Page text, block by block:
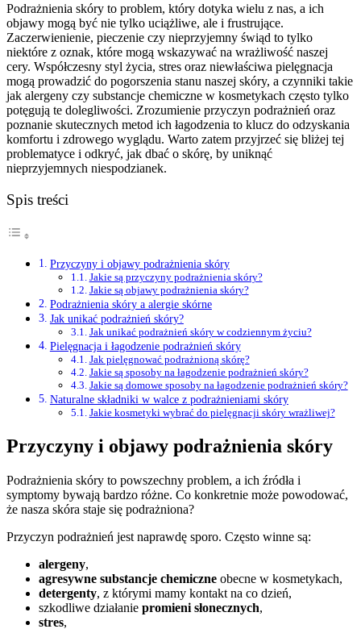
Podrażnienia skóry to problem, który dotyka wielu z nas, a ich
objawy mogą być nie tylko uciążliwe, ale i frustrujące.
Zaczerwienienie, pieczenie czy nieprzyjemny świąd to tylko
niektóre z oznak, które mogą wskazywać na wrażliwość naszej
cery. Współczesny styl życia, stres oraz niewłaściwa pielęgnacja
mogą prowadzić do pogorszenia stanu naszej skóry, a czynniki takie
jak alergeny czy substancje chemiczne w kosmetykach często tylko
potęgują te dolegliwości. Zrozumienie przyczyn podrażnień oraz
poznanie skutecznych metod ich łagodzenia to klucz do odzyskania
komfortu i zdrowego wyglądu. Warto zatem przyjrzeć się bliżej tej
problematyce i odkryć, jak dbać o skórę, by uniknąć
nieprzyjemnych niespodzianek.
Spis treści
Przyczyny i objawy podrażnienia skóry
Jakie są przyczyny podrażnienia skóry?
Jakie są objawy podrażnienia skóry?
Podrażnienia skóry a alergie skórne
Jak unikać podrażnień skóry?
Jak unikać podrażnień skóry w codziennym życiu?
Pielęgnacja i łagodzenie podrażnień skóry
Jak pielęgnować podrażnioną skórę?
Jakie są sposoby na łagodzenie podrażnień skóry?
Jakie są domowe sposoby na łagodzenie podrażnień skóry?
Naturalne składniki w walce z podrażnieniami skóry
Jakie kosmetyki wybrać do pielęgnacji skóry wrażliwej?
Przyczyny i objawy podrażnienia skóry
Podrażnienia skóry to powszechny problem, a ich źródła i
symptomy bywają bardzo różne. Co konkretnie może powodować,
że nasza skóra staje się podrażniona?
Przyczyn podrażnień jest naprawdę sporo. Często winne są:
alergeny,
agresywne substancje chemiczne obecne w kosmetykach,
detergenty, z którymi mamy kontakt na co dzień,
szkodliwe działanie promieni słonecznych,
stres,